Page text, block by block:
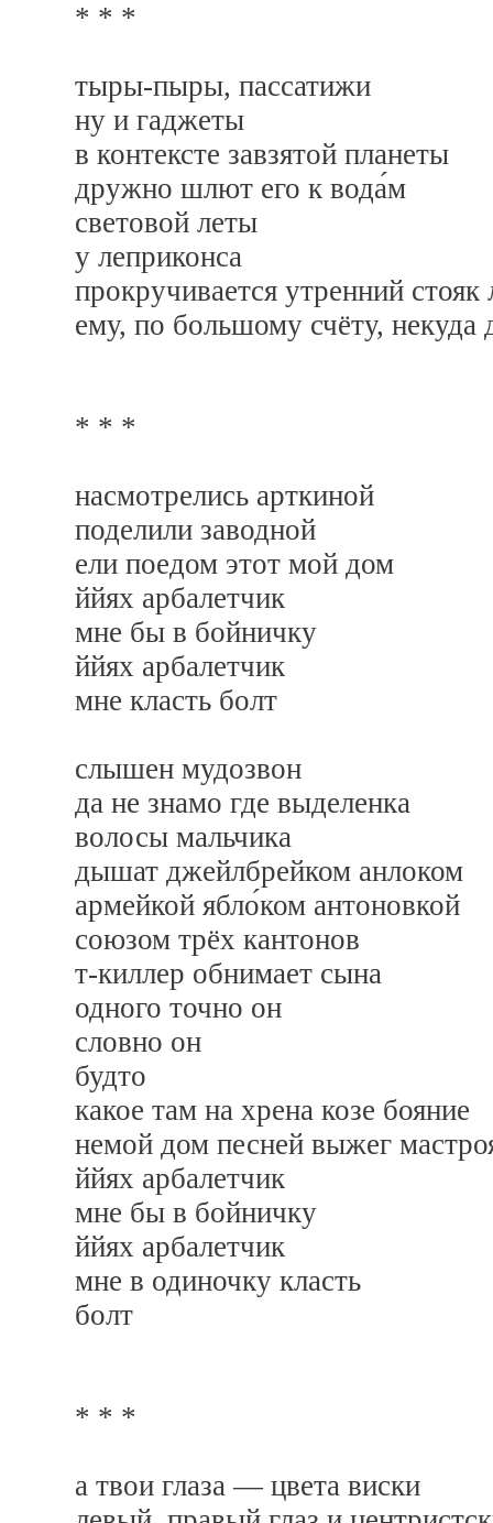
* * *
тыры-пыры, пассатижи
ну и гаджеты
в контексте завзятой планеты
дружно шлют его к вода́м
световой леты
у леприконса
прокручивается утренний
ему, по большому счёту, некуда
* * *
насмотрелись арткиной
поделили заводной
ели поедом этот мой дом
ййях арбалетчик
мне бы в бойничку
ййях арбалетчик
мне класть болт
слышен мудозвон
да не знамо где выделенка
волосы мальчика
дышат джейлбрейком анлоком
армейкой ябло́ком антоновкой
союзом трёх кантонов
т-киллер обнимает сына
одного точно он
словно он
будто
какое там на хрена козе бояние
немой дом песней выжег
ййях арбалетчик
мне бы в бойничку
ййях арбалетчик
мне в одиночку класть
болт
* * *
а твои глаза — цвета виски